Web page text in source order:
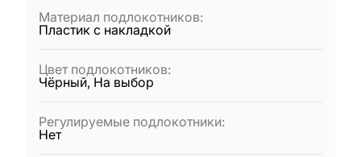
Материал подлокотников:
Пластик с накладкой
Цвет подлокотников:
Чёрный, На выбор
Регулируемые подлокотники:
Нет